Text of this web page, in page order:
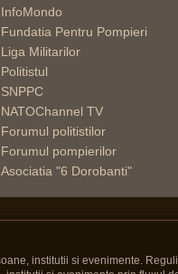
InfoMondo
Fundatia Pentru Pompieri
Liga Militarilor
Politistul
SNPPC
NATOChannel TV
Forumul politistilor
Forumul pompierilor
Asociatia "6 Dorobanti"
institutii si evenimente.